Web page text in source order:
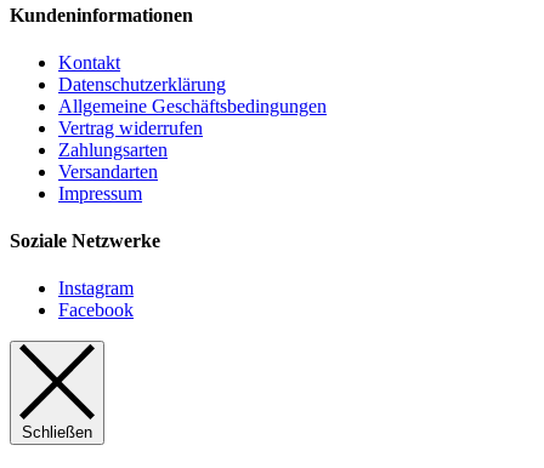
Kundeninformationen
Kontakt
Datenschutzerklärung
Allgemeine Geschäftsbedingungen
Vertrag widerrufen
Zahlungsarten
Versandarten
Impressum
Soziale Netzwerke
Instagram
Facebook
Schließen